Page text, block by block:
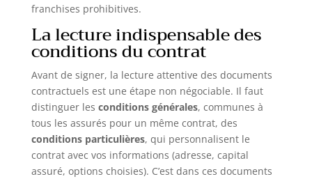
franchises prohibitives.
La lecture indispensable des
conditions du contrat
Avant de signer, la lecture attentive des documents
contractuels est une étape non négociable. Il faut
distinguer les conditions générales, communes à
tous les assurés pour un même contrat, des
conditions particulières, qui personnalisent le
contrat avec vos informations (adresse, capital
assuré, options choisies). C’est dans ces documents